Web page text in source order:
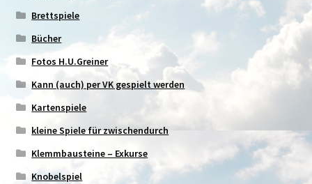
Brettspiele
Bücher
Fotos H.U.Greiner
Kann (auch) per VK gespielt werden
Kartenspiele
kleine Spiele für zwischendurch
Klemmbausteine – Exkurse
Knobelspiel